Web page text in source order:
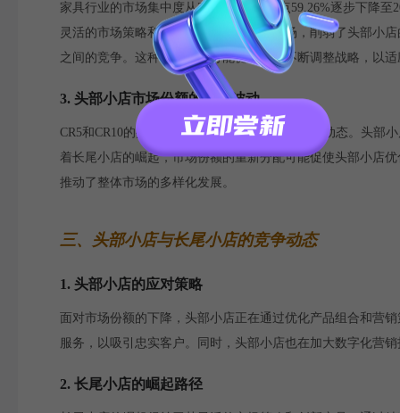
家具行业的市场集中度从2024年8月的高点59.26%逐步下降
灵活的市场策略和创新型产品逐步进入市场，削弱了头部小
之间的竞争。这种市场环境可能促使品牌不断调整战略，以
3. 头部小店市场份额的持续波动
CR5和CR10的持续波动反映了家具市场中的竞争动态。头部
着长尾小店的崛起，市场份额的重新分配可能促使头部小店
推动了整体市场的多样化发展。
三、头部小店与长尾小店的竞争动态
1. 头部小店的应对策略
面对市场份额的下降，头部小店正在通过优化产品组合和营
服务，以吸引忠实客户。同时，头部小店也在加大数字化营
2. 长尾小店的崛起路径